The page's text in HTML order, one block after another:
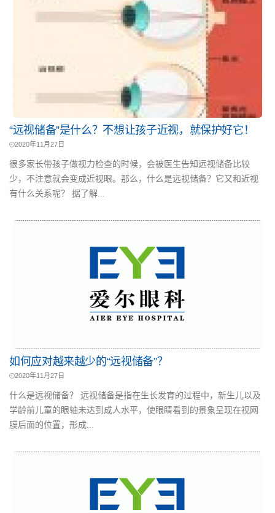
“远视储备”是什么？不想让孩子近视，就保护好它！
2020年11月27日
很多家长带孩子做视力检查的时候，会被医生告知远视储备比较
少，不注意就会变成近视眼。那么，什么是远视储备？它又和近视
有什么关系呢？ 据了解...
如何应对越来越少的“远视储备”？
2020年11月27日
什么是远视储备？ 远视储备是指在生长发育的过程中，新生儿以及
学龄前儿童的眼轴未达到成人水平，使眼睛看到的景象呈现在视网
膜后面的位置，形成...